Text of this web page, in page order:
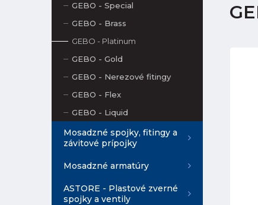
GEBO - Special
GEBO - Brass
GEBO - Platinum
GEBO - Gold
GEBO - Nerezové fitingy
GEBO - Flex
GEBO - Liquid
Mosadzné spojky, fitingy a
závitové prípojky
Mosadzné armatúry
ASTORE - Plastové zverné
spojky a ventily